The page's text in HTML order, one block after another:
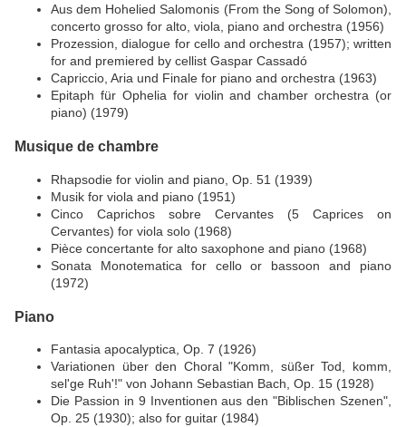
Aus dem Hohelied Salomonis (From the Song of Solomon),
concerto grosso for alto, viola, piano and orchestra (1956)
Prozession, dialogue for cello and orchestra (1957); written
for and premiered by cellist Gaspar Cassadó
Capriccio, Aria und Finale for piano and orchestra (1963)
Epitaph für Ophelia for violin and chamber orchestra (or
piano) (1979)
Musique de chambre
Rhapsodie for violin and piano, Op. 51 (1939)
Musik for viola and piano (1951)
Cinco Caprichos sobre Cervantes (5 Caprices on
Cervantes) for viola solo (1968)
Pièce concertante for alto saxophone and piano (1968)
Sonata Monotematica for cello or bassoon and piano
(1972)
Piano
Fantasia apocalyptica, Op. 7 (1926)
Variationen über den Choral "Komm, süßer Tod, komm,
sel'ge Ruh'!" von Johann Sebastian Bach, Op. 15 (1928)
Die Passion in 9 Inventionen aus den "Biblischen Szenen",
Op. 25 (1930); also for guitar (1984)